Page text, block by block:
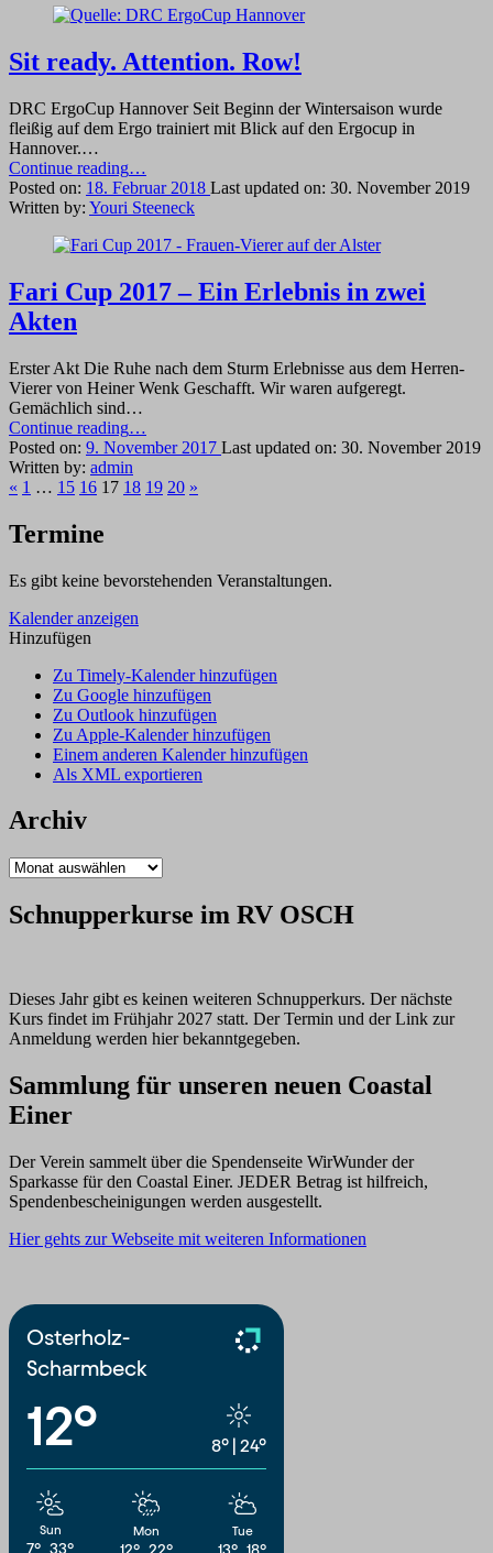
Sit ready. Attention. Row!
DRC ErgoCup Hannover Seit Beginn der Wintersaison wurde
fleißig auf dem Ergo trainiert mit Blick auf den Ergocup in
Hannover.…
Continue reading“Sit
ready.
Attention.
…
Posted on: 18. Februar 2018 Last updated on: 30. November 2019
Written by: Youri Steeneck
Fari Cup 2017 – Ein Erlebnis in zwei
Akten
Erster Akt Die Ruhe nach dem Sturm Erlebnisse aus dem Herren-
Vierer von Heiner Wenk Geschafft. Wir waren aufgeregt.
Gemächlich sind…
Continue reading“Fari
Cup
2017
–
Akten”
…
Posted on: 9. November 2017 Last updated on: 30. November 2019
Written by: admin
« Previous
1 … 15 16 17 18 19 20 Next
»
Termine
Es gibt keine bevorstehenden Veranstaltungen.
Kalender anzeigen
Hinzufügen
Zu Timely-Kalender hinzufügen
Zu Google hinzufügen
Zu Outlook hinzufügen
Zu Apple-Kalender hinzufügen
Einem anderen Kalender hinzufügen
Als XML exportieren
Archiv
Archiv
Schnupperkurse im RV OSCH
Dieses Jahr gibt es keinen weiteren Schnupperkurs. Der nächste
Kurs findet im Frühjahr 2027 statt. Der Termin und der Link zur
Anmeldung werden hier bekanntgegeben.
Sammlung für unseren neuen Coastal
Einer
Der Verein sammelt über die Spendenseite WirWunder der
Sparkasse für den Coastal Einer. JEDER Betrag ist hilfreich,
Spendenbescheinigungen werden ausgestellt.
Hier gehts zur Webseite mit weiteren Informationen
Osterholz-
Scharmbeck
12° 8° 24°
Sun
7° 33°
Mon Tue